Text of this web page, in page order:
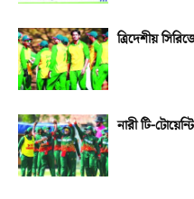
ত্রিদেশীয়
নারী টি-